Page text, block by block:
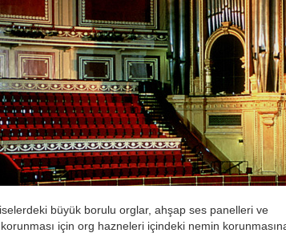
büyük borulu orglar, ahşap ses panelleri ve
korunması için org hazneleri içindeki nemin